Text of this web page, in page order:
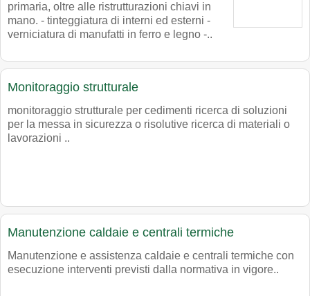
primaria, oltre alle ristrutturazioni chiavi in
mano. - tinteggiatura di interni ed esterni -
verniciatura di manufatti in ferro e legno -..
Monitoraggio strutturale
monitoraggio strutturale per cedimenti ricerca di soluzioni
per la messa in sicurezza o risolutive ricerca di materiali o
lavorazioni ..
Manutenzione caldaie e centrali termiche
Manutenzione e assistenza caldaie e centrali termiche con
esecuzione interventi previsti dalla normativa in vigore..